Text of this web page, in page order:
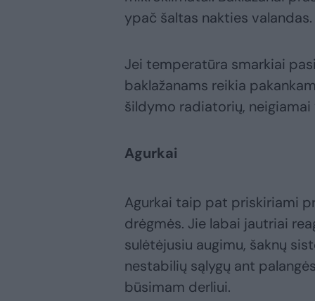
ypač šaltas nakties valandas.
Jei temperatūra smarkiai
baklažanams reikia
šildymo radiatorių,
Agurkai
Agurkai taip pat priskiriami
drėgmės. Jie labai jautriai
sulėtėjusiu augimu, šaknų
nestabilių sąlygų ant
būsimam derliui.